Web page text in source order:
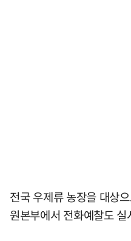
전국 우제류 농장을 대상
원본부에서 전화예찰도 실